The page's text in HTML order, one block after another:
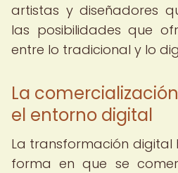
artistas y diseñadores
las posibilidades que
entre lo tradicional y lo
La
el entorno digital
La transformación digital
forma en que se